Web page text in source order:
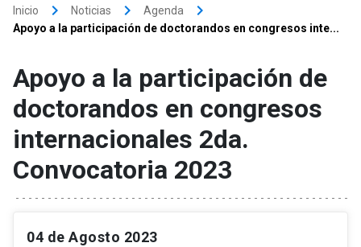
Inicio keyboard_arrow_right Noticias keyboard_arrow_right Agenda keyboard_arrow_right
Apoyo a la participación de doctorandos en congresos inte...
Apoyo a la participación de
doctorandos en congresos
internacionales 2da.
Convocatoria 2023
04 de Agosto 2023